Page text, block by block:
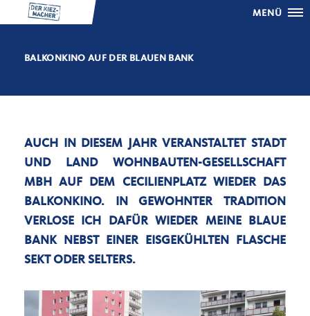
MENÜ
BALKONKINO AUF DER BLAUEN BANK
AUCH IN DIESEM JAHR VERANSTALTET STADT
UND LAND WOHNBAUTEN-GESELLSCHAFT
MBH AUF DEM CECILIENPLATZ WIEDER DAS
BALKONKINO. IN GEWOHNTER TRADITION
VERLOSE ICH DAFÜR WIEDER MEINE BLAUE
BANK NEBST EINER EISGEKÜHLTEN FLASCHE
SEKT ODER SELTERS.